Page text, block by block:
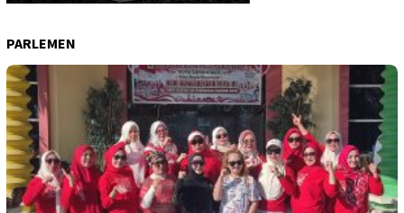
PARLEMEN